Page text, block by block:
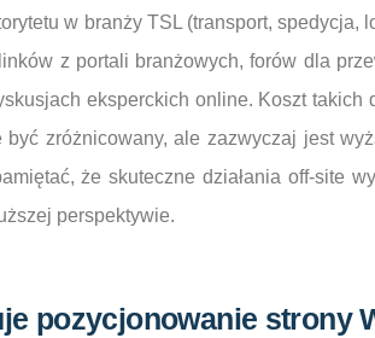
w branży TSL (transport, spedycja,
z portali branżowych, forów dla
eksperckich online. Koszt
być zróżnicowany, ale zazwyczaj jest
że skuteczne działania off-site
perspektywie.
pozycjonowanie strony